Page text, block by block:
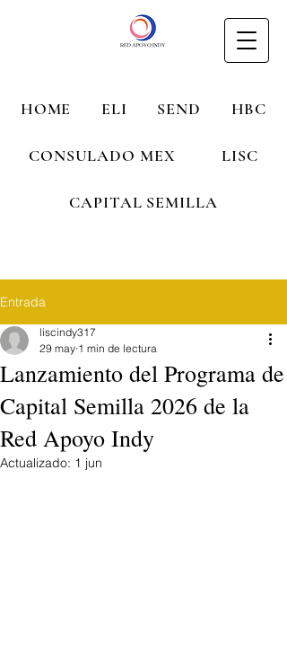
HOME ELI SEND HBC
CONSULADO MEX LISC
CAPITAL SEMILLA
Entrada
Lanzamiento del Programa de
Capital Semilla 2026 de la
Red Apoyo Indy
liscindy317
29 may 1 min de lectura
Actualizado: 1 jun